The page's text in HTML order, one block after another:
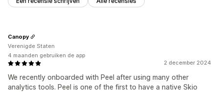
2 december 2024
We recently onboarded with Peel after using many other
analytics tools. Peel is one of the first to have a native Skio
Canopy
Verenigde Staten
4 maanden gebruiken de app